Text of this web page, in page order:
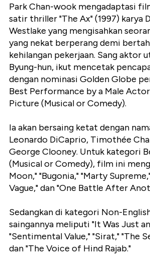
Park Chan-wook mengadaptasi
satir thriller "The Ax" (1997) karya
Westlake yang mengisahkan
yang nekat berperang demi
kehilangan pekerjaan. Sang aktor
Byung-hun, ikut mencetak
dengan nominasi Golden Globe
Best Performance by a Male
Picture (Musical or Comedy).
Ia akan bersaing ketat dengan
Leonardo DiCaprio, Timothée
George Clooney. Untuk kategori
(Musical or Comedy), film ini
Moon," "Bugonia," "Marty
Vague," dan "One Battle After
Sedangkan di kategori Non-
saingannya meliputi "It Was Just
"Sentimental Value," "Sirat," "The
dan "The Voice of Hind Rajab."